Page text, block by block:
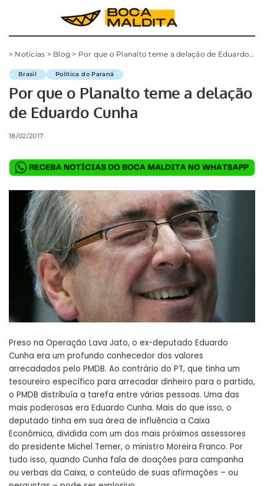
> Notícias > Blog > Por que o Planalto teme a delação de Eduardo Cunha
Brasil Política do Paraná
Por que o Planalto teme a delação
de Eduardo Cunha
18/02/2017
Preso na Operação Lava Jato, o ex-deputado Eduardo
Cunha era um profundo conhecedor dos valores
arrecadados pelo PMDB. Ao contrário do PT, que tinha um
tesoureiro específico para arrecadar dinheiro para o partido,
o PMDB distribuía a tarefa entre várias pessoas. Uma das
mais poderosas era Eduardo Cunha. Mais do que isso, o
deputado tinha em sua área de influência a Caixa
Econômica, dividida com um dos mais próximos assessores
do presidente Michel Temer, o ministro Moreira Franco. Por
tudo isso, quando Cunha fala de doações para campanha
ou verbas da Caixa, o conteúdo de suas afirmações – ou